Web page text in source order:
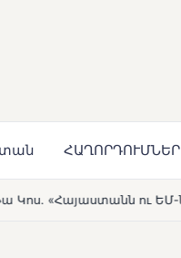
ՀԱՂՈՐԴՈՒՄՆԵՐ
մոտ չեն եղել»